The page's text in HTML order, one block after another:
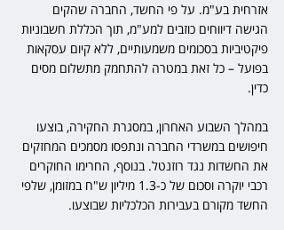
אזרחית בע"מ. על פי החשד, החברה שהקים
הגישה דיווחים כוזבים למע"מ, תוך הכללת חשבוניות
פיקטיביות בסכומים משמעותיים, ללא קיום עסקאות
בפועל – כל זאת במטרה להתחמק מתשלום מסים
כדין.
במהלך השבוע האחרון, במסגרת החקירה, בוצעו
חיפושים במשרדי החברה ונתפסו מסמכים המחזקים
את החשדות נגד רוזנטל. בנוסף, החרימו החוקרים
רכבי יוקרה וסכום של כ-1.3 מיליון ש"ח במזומן, שלפי
החשד מקורם בעבירות הכלכליות שבוצעו.